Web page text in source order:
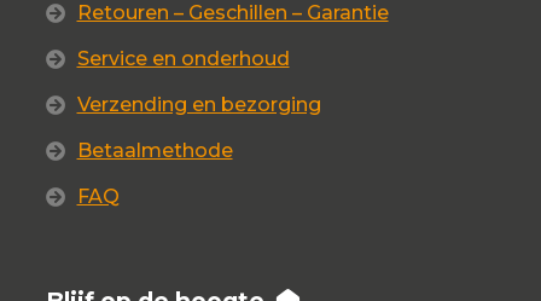
Retouren – Geschillen – Garantie
Service en onderhoud
Verzending en bezorging
Betaalmethode
FAQ